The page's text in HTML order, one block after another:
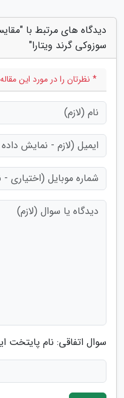
دیدگاه های مرتبط با
سوزوکی گرند ویتارا"
* نظرتان را در مورد این
سوال اتفاقی: نام پایتخت